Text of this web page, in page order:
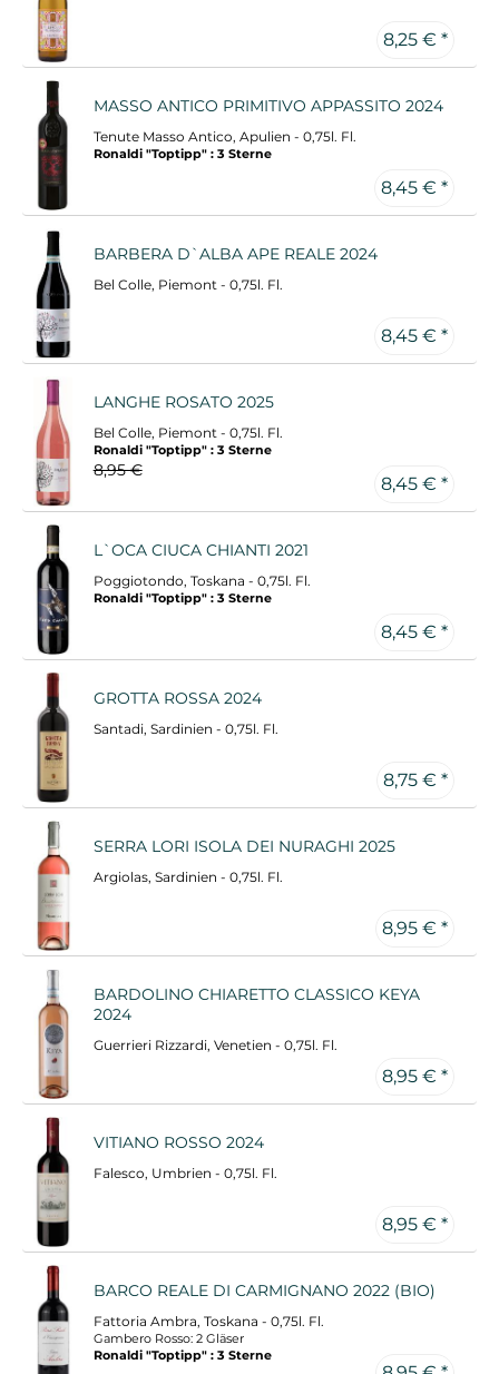
8,25 € *
MASSO ANTICO PRIMITIVO APPASSITO 2024
Tenute Masso Antico, Apulien - 0,75l. Fl.
Ronaldi "Toptipp" : 3 Sterne
8,45 € *
BARBERA D`ALBA APE REALE 2024
Bel Colle, Piemont - 0,75l. Fl.
8,45 € *
LANGHE ROSATO 2025
Bel Colle, Piemont - 0,75l. Fl.
Ronaldi "Toptipp" : 3 Sterne
8,95 €
8,45 € *
L`OCA CIUCA CHIANTI 2021
Poggiotondo, Toskana - 0,75l. Fl.
Ronaldi "Toptipp" : 3 Sterne
8,45 € *
GROTTA ROSSA 2024
Santadi, Sardinien - 0,75l. Fl.
8,75 € *
SERRA LORI ISOLA DEI NURAGHI 2025
Argiolas, Sardinien - 0,75l. Fl.
8,95 € *
BARDOLINO CHIARETTO CLASSICO KEYA
2024
Guerrieri Rizzardi, Venetien - 0,75l. Fl.
8,95 € *
VITIANO ROSSO 2024
Falesco, Umbrien - 0,75l. Fl.
8,95 € *
BARCO REALE DI CARMIGNANO 2022 (BIO)
Fattoria Ambra, Toskana - 0,75l. Fl.
Gambero Rosso: 2 Gläser
Ronaldi "Toptipp" : 3 Sterne